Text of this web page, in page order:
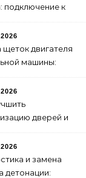
подключение к
щеток двигателя
машины:
дверей и
и замена
детонации: